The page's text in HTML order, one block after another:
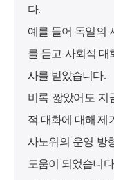
다.
예를 들어 독일의
를 듣고 사회적 대
사를 받았습니다.
비록 짧았어도 지
적 대화에 대해 제
사노위의 운영 방
도움이 되었습니